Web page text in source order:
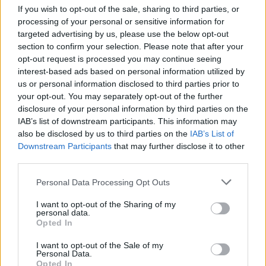
If you wish to opt-out of the sale, sharing to third parties, or
processing of your personal or sensitive information for
targeted advertising by us, please use the below opt-out
section to confirm your selection. Please note that after your
opt-out request is processed you may continue seeing
interest-based ads based on personal information utilized by
us or personal information disclosed to third parties prior to
your opt-out. You may separately opt-out of the further
disclosure of your personal information by third parties on the
IAB’s list of downstream participants. This information may
also be disclosed by us to third parties on the IAB’s List of
Downstream Participants that may further disclose it to other
Please note that this website/app uses one or more Google
not limited to your visit or usage behaviour. You may click to
grant or deny consent to Google and its third-party tags to
use your data for below specified purposes in below Google
consent section.
Personal Data Processing Opt Outs
I want to opt-out of the Sharing of my
personal data.
Opted In
I want to opt-out of the Sale of my
Personal Data.
Opted In
50mila nel resort
Meteo Olbia 7 agosto, sole e caldo tornano
protagonisti
Test tunnel Olbia: rampe chiuse ancora fino a
fine agosto
Aggius conquista la classifica delle mete più
amate dell’estate 2026